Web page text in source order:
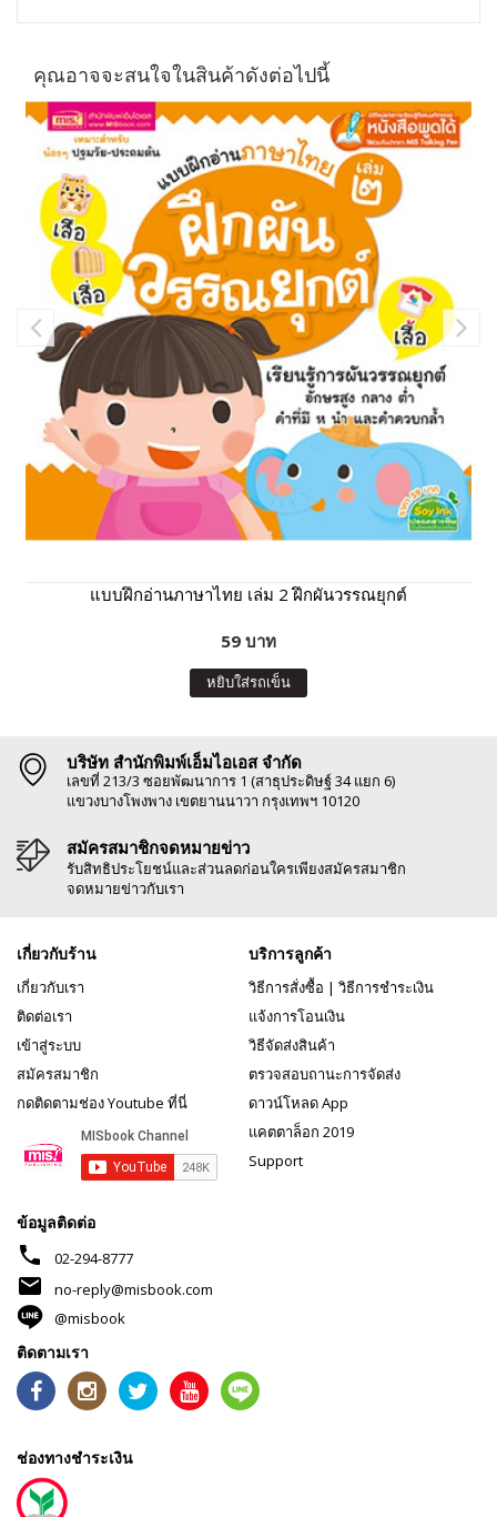
คุณอาจจะสนใจในสินค้าดังต่อไปนี้
แบบฝึกอ่านภาษาไทย เล่ม 2 ฝึกผันวรรณยุกต์
59 บาท
หยิบใส่รถเข็น
บริษัท สำนักพิมพ์เอ็มไอเอส จำกัด
เลขที่ 213/3 ซอยพัฒนาการ 1 (สาธุประดิษฐ์ 34 แยก 6)
แขวงบางโพงพาง เขตยานนาวา กรุงเทพฯ 10120
สมัครสมาชิกจดหมายข่าว
รับสิทธิประโยชน์และส่วนลดก่อนใครเพียงสมัครสมาชิก
จดหมายข่าวกับเรา
เกี่ยวกับร้าน
เกี่ยวกับเรา
ติดต่อเรา
เข้าสู่ระบบ
สมัครสมาชิก
กดติดตามช่อง Youtube ที่นี่
บริการลูกค้า
วิธีการสั่งซื้อ | วิธีการชำระเงิน
แจ้งการโอนเงิน
วิธีจัดส่งสินค้า
ตรวจสอบถานะการจัดส่ง
ดาวน์โหลด App
แคตตาล็อก 2019
Support
ข้อมูลติดต่อ
phone 02-294-8777
mail
no-reply@misbook.com
@misbook
ติดตามเรา
ช่องทางชำระเงิน